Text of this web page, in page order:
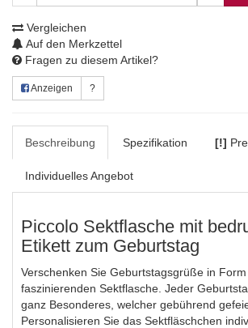
Vergleichen
Auf den Merkzettel
Fragen zu diesem Artikel?
Anzeigen ?
Beschreibung Spezifikation [!]
Individuelles Angebot
Piccolo Sektflasche mit
Etikett zum Geburtstag
Verschenken Sie Geburtstagsgrüße in
faszinierenden Sektflasche. Jeder
ganz Besonderes, welcher gebührend
Personalisieren Sie das Sektfläschchen